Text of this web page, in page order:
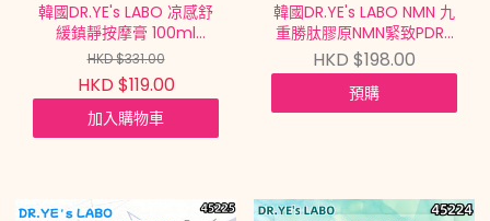
韓國DR.YE's LABO 凉感舒
緩鎮靜按摩膏 100ml
Meditreatment Cooling
Gel 100ml【買滿$699包
郵 | 7/8截單 | 預計9月中到
貨 |
20260802A(45244.)】
HKD $331.00
HKD $119.00
加入購物車
韓國DR.YE's LABO NMN 九
重勝肽膠原NMN緊致PDRN
頸霜 NMN 99.9
Moisturizing Anti-Aging
Brightening Neck Care
Cream 50ML【買滿$699
HKD $198.00
預購